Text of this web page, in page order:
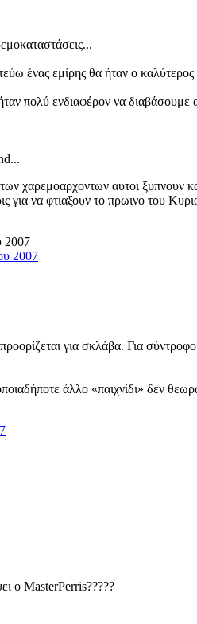
ένας εμίρης θα ήταν ο
πολύ ενδιαφέρον να
χαρεμοαρχοντων αυτοι ξυπνουν
για να φτιαξουν το πρωινο του
2007
2007
για σκλάβα. Για
άλλο «παιχνίδι» δεν
ο MasterPerris?????